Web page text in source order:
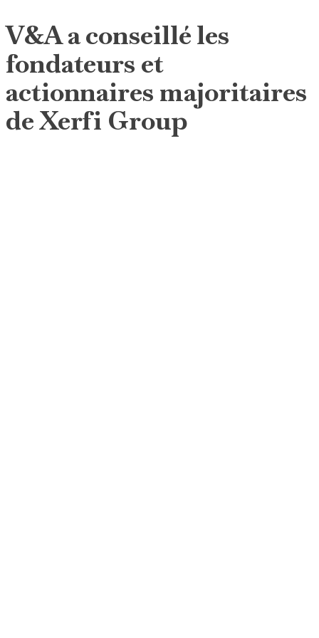
V&A a conseillé les
fondateurs et
actionnaires majoritaires
de Xerfi Group